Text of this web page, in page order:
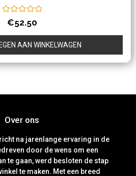
Waardering
uit
5
€52.50
AAN WINKELWAGEN
Over ons
na jarenlange ervaring in de
door de wens om een
te gaan, werd besloten de stap
te maken. Met een breed